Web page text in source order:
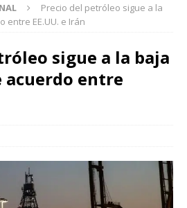
Precio del petróleo sigue a la
EE.UU. e Irán
sigue a la baja
entre